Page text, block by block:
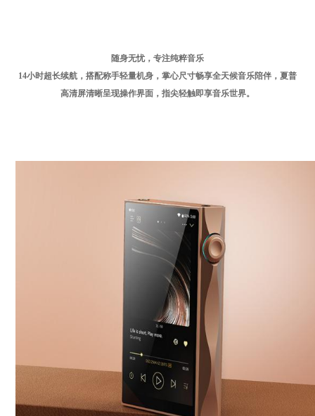
随身无忧，专注纯粹音乐
14小时超长续航，搭配称手轻量机身，掌心尺寸畅享全天候音乐陪伴，夏普
高清屏清晰呈现操作界面，指尖轻触即享音乐世界。